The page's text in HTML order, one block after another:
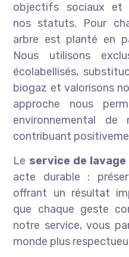
objectifs sociaux et
nos statuts. Pour
arbre est planté en
Nous utilisons
écolabellisés,
biogaz et valorisons
approche nous
environnemental
contribuant
Le service de lavage
acte durable :
offrant un résultat
que chaque geste
notre service, vous
monde plus